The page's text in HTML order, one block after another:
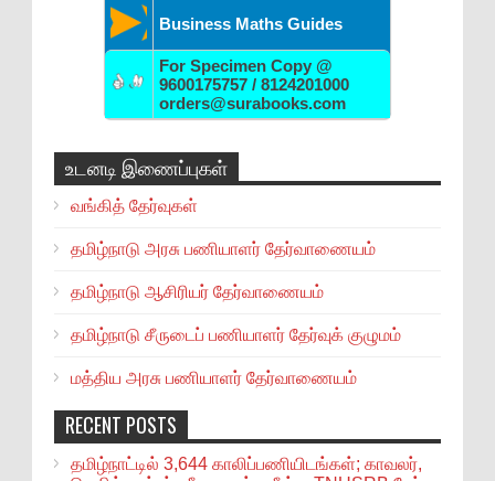
Business Maths Guides
For Specimen Copy @
9600175757 / 8124201000
orders@surabooks.com
உடனடி இணைப்புகள்
வங்கித் தேர்வுகள்
தமிழ்நாடு அரசு பணியாளர் தேர்வாணையம்
தமிழ்நாடு ஆசிரியர் தேர்வாணையம்
தமிழ்நாடு சீருடைப் பணியாளர் தேர்வுக் குழுமம்
மத்திய அரசு பணியாளர் தேர்வாணையம்
RECENT POSTS
தமிழ்நாட்டில் 3,644 காலிப்பணியிடங்கள்; காவலர்,